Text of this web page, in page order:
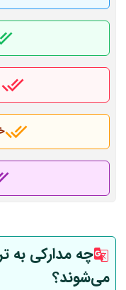
چه مدارکی به
می‌شوند؟